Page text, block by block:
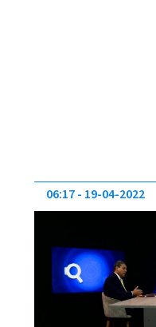
06:17 19-04-2022